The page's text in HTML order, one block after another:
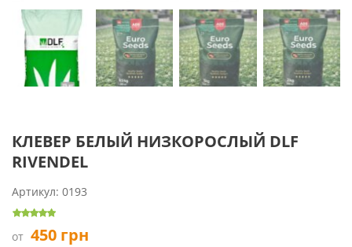
КЛЕВЕР БЕЛЫЙ НИЗКОРОСЛЫЙ DLF
RIVENDEL
Артикул: 0193
от 450 грн